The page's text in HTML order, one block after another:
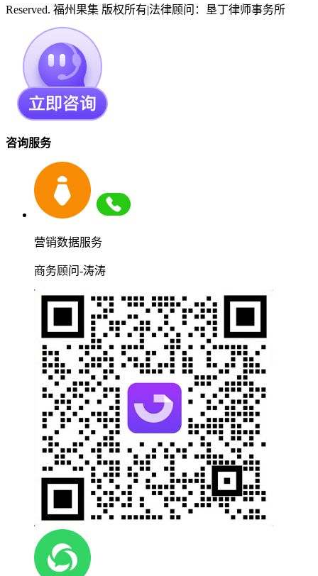
Reserved. 福州果集 版权所有|法律顾问：垦丁律师事务所
咨询服务
营销数据服务
商务顾问-涛涛